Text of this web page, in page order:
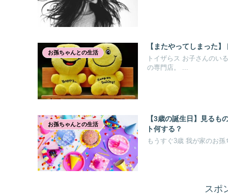
お孫ちゃんとの生活
【またやってしまった
トイザらス お子さんのい
の専門店。 ...
お孫ちゃんとの生活
【3歳の誕生日】見るも
ト何する？
もうすぐ3歳 我が家のお
スポ